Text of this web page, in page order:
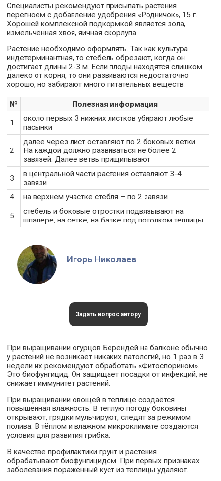
Специалисты рекомендуют присыпать растения
перегноем с добавление удобрения «Родничок», 15 г.
Хорошей комплексной подкормкой является зола,
измельчённая хвоя, яичная скорлупа.
Растение необходимо оформлять. Так как культура
индетерминантная, то стебель обрезают, когда он
достигает длины 2-3 м. Если плоды находятся слишком
далеко от корня, то они развиваются недостаточно
хорошо, но забирают много питательных веществ:
№ Полезная информация
1
около первых 3 нижних листков убирают любые
пасынки
2
далее через лист оставляют по 2 боковых ветки.
На каждой должно развиваться не более 2
завязей. Далее ветвь прищипывают
3
в центральной части растения оставляют 3-4
завязи
4
на верхнем участке стебля – по 2 завязи
5
стебель и боковые отростки подвязывают на
шпалере, на сетке, на балке под потолком теплицы
Игорь Николаев
Задать вопрос автору
При выращивании огурцов Берендей на балконе обычно
у растений не возникает никаких патологий, но 1 раз в 3
недели их рекомендуют обработать «Фитоспорином».
Это биофунгицид. Он защищает посадки от инфекций, не
снижает иммунитет растений.
При выращивании овощей в теплице создаётся
повышенная влажность. В тёплую погоду боковины
открывают, грядки мульчируют, следят за режимом
полива. В тёплом и влажном микроклимате создаются
условия для развития грибка.
В качестве профилактики грунт и растения
обрабатывают биофунгицидом. При первых признаках
заболевания поражённый куст из теплицы удаляют.